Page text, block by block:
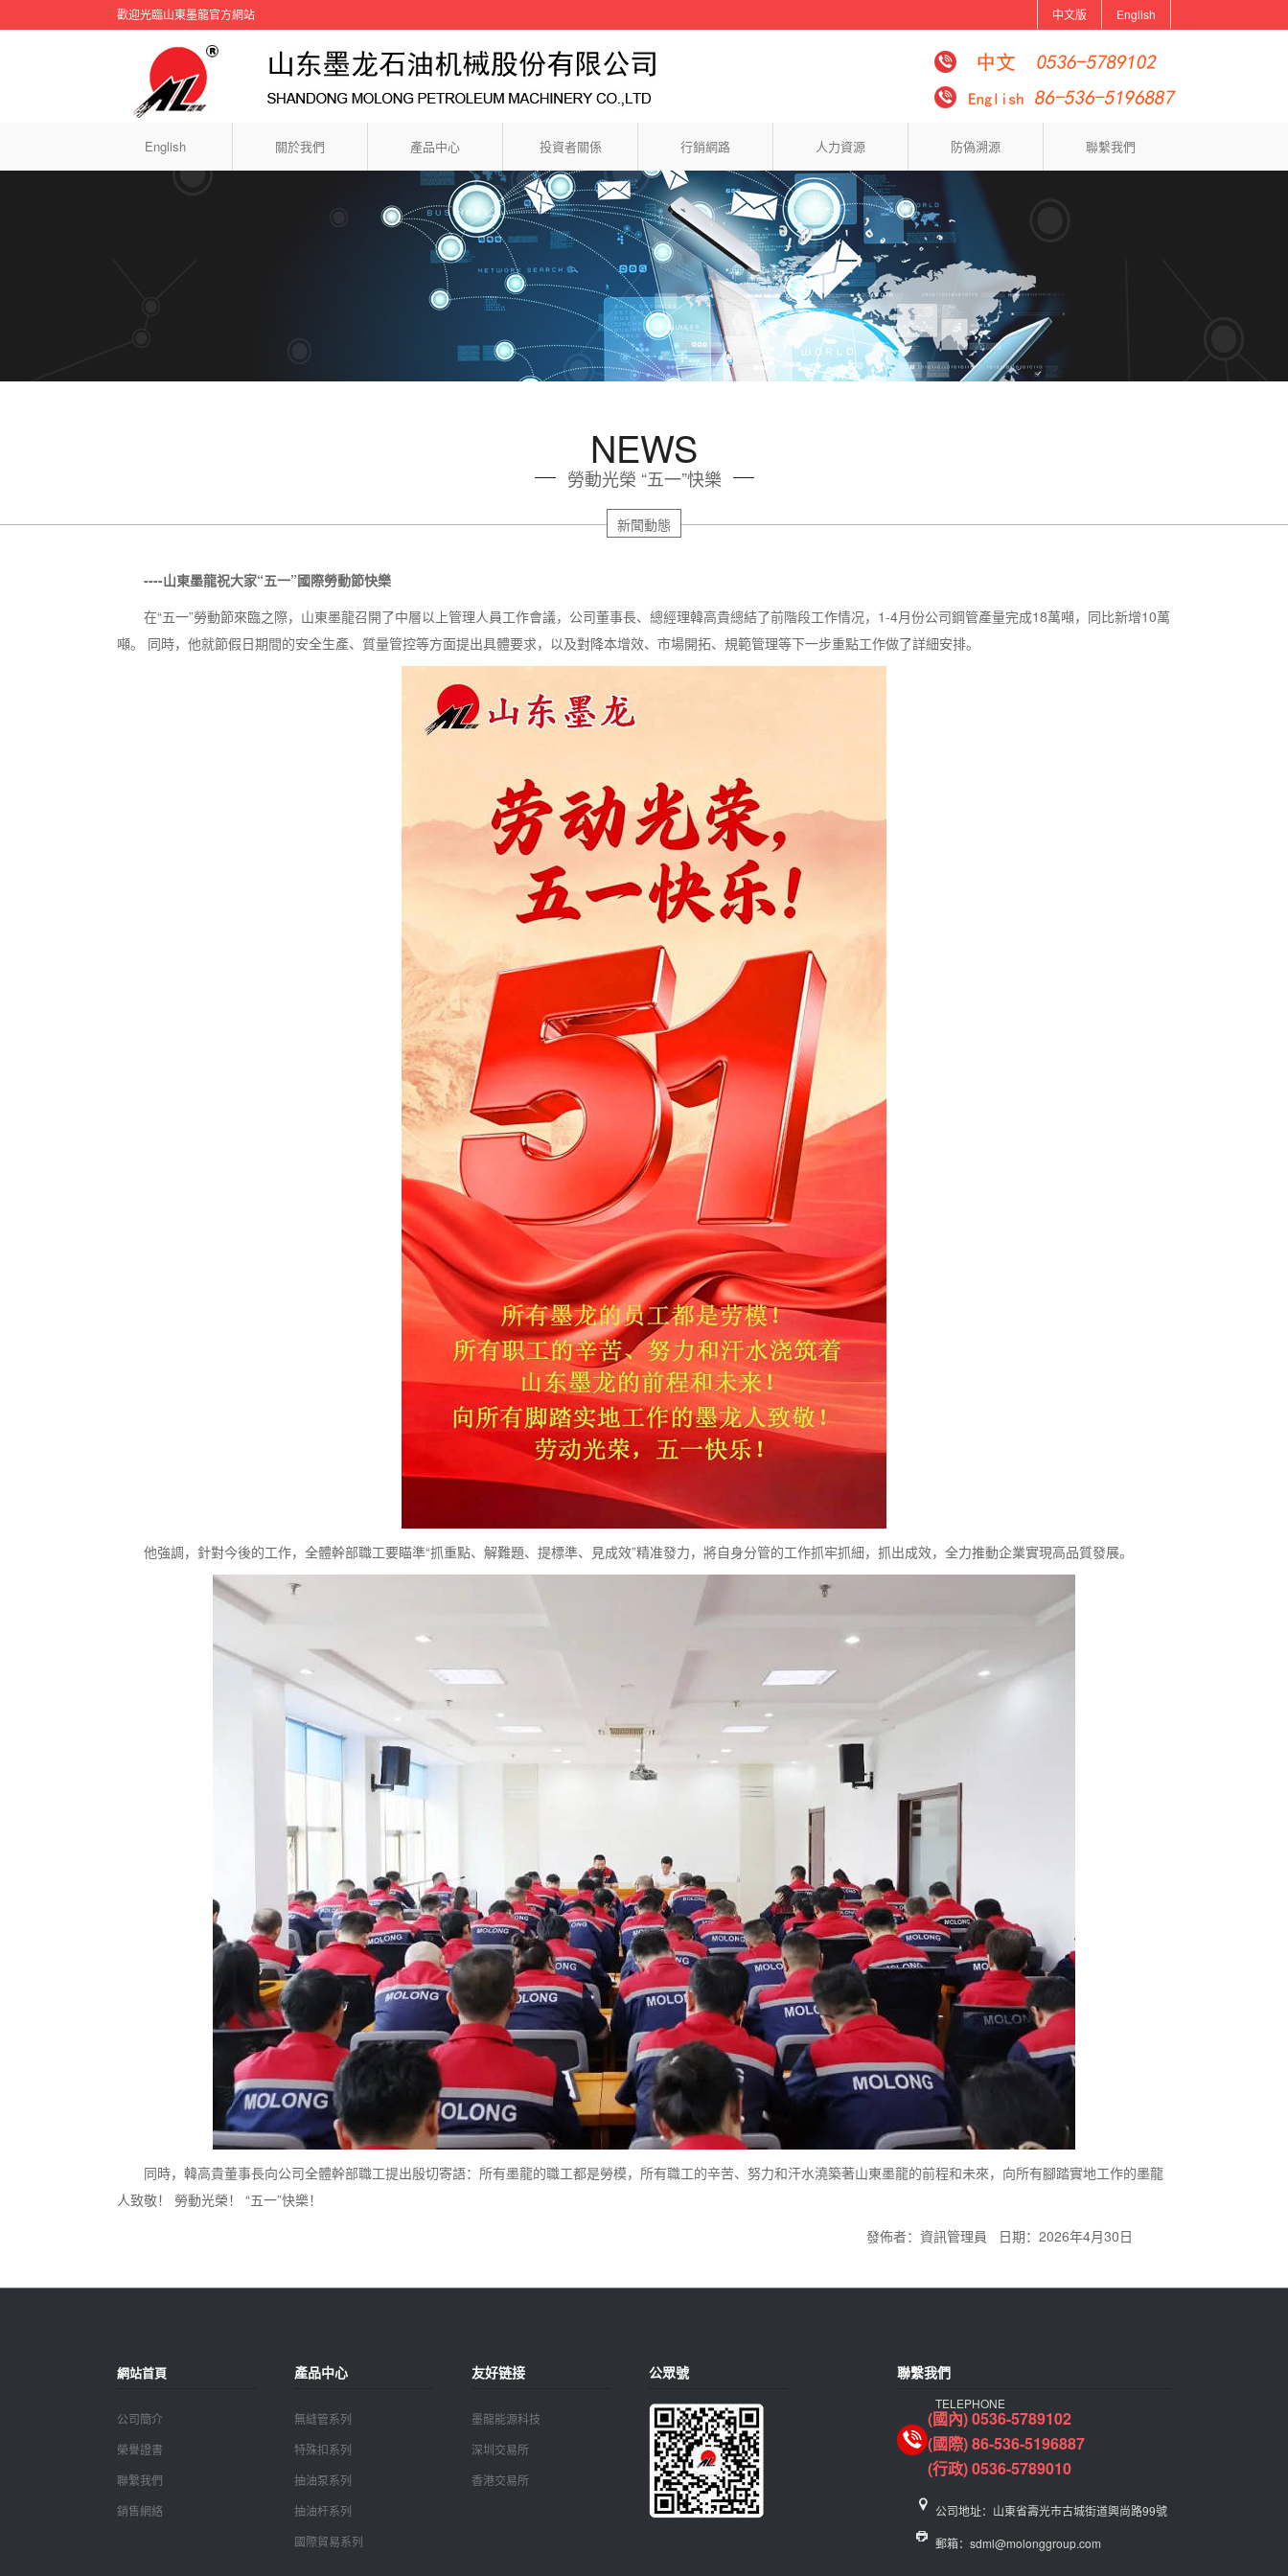
歡迎光臨山東墨龍官方網站 English
中文版
English 關於我們 產品中心 投資者關係 行銷網路 人力資源 防偽溯源 聯繫我們
NEWS
勞動光榮 “五一”快樂
新聞動態
----山東墨龍祝大家“五一”國際勞動節快樂
在“五一”勞動節來臨之際，山東墨龍召開了中層以上管理人員工作會議，公司董事長、總經理韓高貴總結了前階段工作情况，1-4月份公司鋼管產量完成18萬噸，同比新增10萬
噸。 同時，他就節假日期間的安全生產、質量管控等方面提出具體要求，以及對降本增效、市場開拓、規範管理等下一步重點工作做了詳細安排。
他強調，針對今後的工作，全體幹部職工要瞄準“抓重點、解難題、提標準、見成效”精准發力，將自身分管的工作抓牢抓細，抓出成效，全力推動企業實現高品質發展。
同時，韓高貴董事長向公司全體幹部職工提出殷切寄語：所有墨龍的職工都是勞模，所有職工的辛苦、努力和汗水澆築著山東墨龍的前程和未來，向所有腳踏實地工作的墨龍
人致敬！ 勞動光榮！ “五一”快樂！
發佈者：資訊管理員 日期：2026年4月30日
網站首頁
公司簡介
榮譽證書
聯繫我們
銷售網絡
產品中心
無縫管系列
特殊扣系列
抽油泵系列
抽油杆系列
國際貿易系列
友好链接
墨龍能源科技
深圳交易所
香港交易所
公眾號 聯繫我們
TELEPHONE
(國內) 0536-5789102
(國際) 86-536-5196887
(行政) 0536-5789010
公司地址：山東省壽光市古城街道興尚路99號
郵箱：sdml@molonggroup.com